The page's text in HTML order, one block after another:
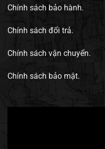
Chính sách bảo hành.
Chính sách đổi trả.
Chính sách vận chuyển.
Chính sách bảo mật.